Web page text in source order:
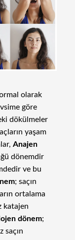
olarak
göre
dökülmeler
yaşam
Anajen
dönemdir
ve bu
; saçın
ortalama
katajen
dönem;
saçın